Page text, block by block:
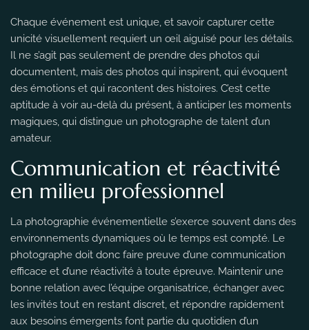
Chaque événement est unique, et savoir capturer cette
unicité visuellement requiert un œil aiguisé pour les détails.
Il ne s’agit pas seulement de prendre des photos qui
documentent, mais des photos qui inspirent, qui évoquent
des émotions et qui racontent des histoires. C’est cette
aptitude à voir au-delà du présent, à anticiper les moments
magiques, qui distingue un photographe de talent d’un
amateur.
Communication et réactivité
en milieu professionnel
La photographie événementielle s’exerce souvent dans des
environnements dynamiques où le temps est compté. Le
photographe doit donc faire preuve d’une communication
efficace et d’une réactivité à toute épreuve. Maintenir une
bonne relation avec l’équipe organisatrice, échanger avec
les invités tout en restant discret, et répondre rapidement
aux besoins émergents font partie du quotidien d’un